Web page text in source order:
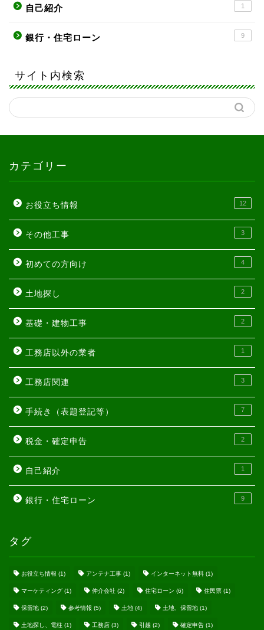
自己紹介 1
銀行・住宅ローン 9
サイト内検索
カテゴリー
お役立ち情報 12
その他工事 3
初めての方向け 4
土地探し 2
基礎・建物工事 2
工務店以外の業者 1
工務店関連 3
手続き（表題登記等） 7
税金・確定申告 2
自己紹介 1
銀行・住宅ローン 9
タグ
お役立ち情報 (1) アンテナ工事 (1) インターネット無料 (1)
マーケティング (1) 仲介会社 (2) 住宅ローン (6) 住民票 (1)
保留地 (2) 参考情報 (5) 土地 (4) 土地、保留地 (1)
土地探し、電柱 (1) 工務店 (3) 引越 (2) 確定申告 (1)